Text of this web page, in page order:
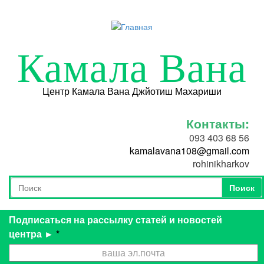
Камала Вана
Центр Камала Вана Джйотиш Махариши
Контакты:
093 403 68 56
kamalavana108@gmail.com
rohinikharkov
Форма поиска
Поиск
Поиск
Подписаться на рассылку статей и новостей
центра ► *